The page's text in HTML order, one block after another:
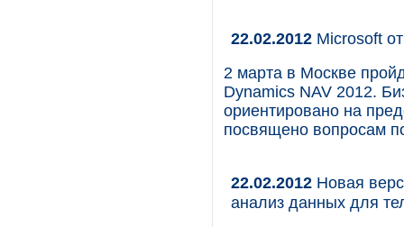
22.02.2012 Microsoft
2 марта в Москве
Dynamics NAV 2012.
ориентировано на
посвящено вопросам
22.02.2012 Новая
анализ данных для